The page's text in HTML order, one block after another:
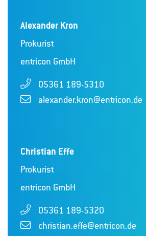
Alexander Kron
Prokurist
entricon GmbH
05361 189-5310
alexander.kron@entricon.de
Christian Effe
Prokurist
entricon GmbH
05361 189-5320
christian.effe@entricon.de